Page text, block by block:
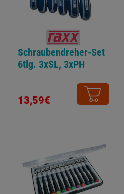
Schraubendreher-Set
6tlg. 3xSL, 3xPH
13,59€